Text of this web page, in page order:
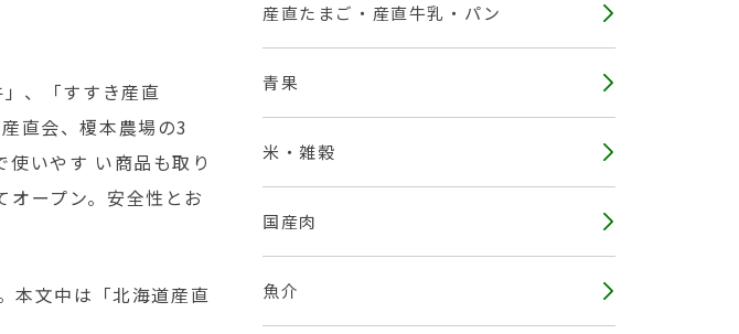
、「すすき産直
直会、榎本農場の3
いやす い商品も取り
オープン。安全性とお
本文中は「北海道産直
産直たまご・産直牛乳・パン
青果
米・雑穀
国産肉
魚介